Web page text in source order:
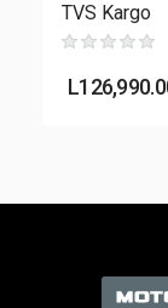
TVS Kargo
L